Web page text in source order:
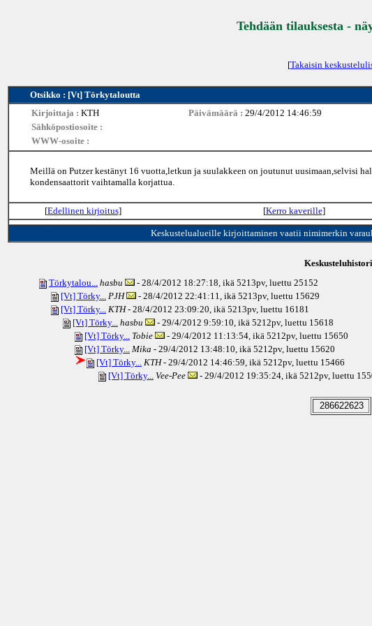
Tehdään tilauksesta -
[Takaisin
Otsikko : [Vt] Törkytaloutta
Kirjoittaja : KTH Päivämäärä : 29/4/2012 14:46:59
Sähköpostiosoite :
WWW-osoite :
Meillä on Putzer kestänyt 16 vuotta,letkun ja suulakkeen on joutunut uusimaan,selvisi
kondensaattorit vaihtamalla korjattua.
[Edellinen kirjoitus] [Kerro kaverille]
Keskustelualueille kirjoittaminen vaatii nimimerkin
Törkytalou... hasbu - 28/4/2012 18:27:18, ikä 5213pv, luettu 25152
[Vt] Törky... PJH - 28/4/2012 22:41:11, ikä 5213pv, luettu 15629
[Vt] Törky... KTH- 28/4/2012 23:09:20, ikä 5213pv, luettu 16181
[Vt] Törky... hasbu - 29/4/2012 9:59:10, ikä 5212pv, luettu 15618
[Vt] Törky... Tobie - 29/4/2012 11:13:54, ikä 5212pv, luettu 15650
[Vt] Törky... Mika - 29/4/2012 13:48:10, ikä 5212pv, luettu 15620
[Vt] Törky... KTH- 29/4/2012 14:46:59, ikä 5212pv, luettu 15466
[Vt] Törky... Vee-Pee - 29/4/2012 19:35:24, ikä 5212pv, luettu
286622623